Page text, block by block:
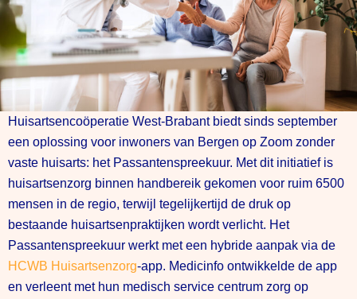
Huisartsencoöperatie West-Brabant biedt sinds september
een oplossing voor inwoners van Bergen op Zoom zonder
vaste huisarts: het Passantenspreekuur. Met dit initiatief is
huisartsenzorg binnen handbereik gekomen voor ruim 6500
mensen in de regio, terwijl tegelijkertijd de druk op
bestaande huisartsenpraktijken wordt verlicht. Het
Passantenspreekuur werkt met een hybride aanpak via de
HCWB Huisartsenzorg-app. Medicinfo ontwikkelde de app
en verleent met hun medisch service centrum zorg op